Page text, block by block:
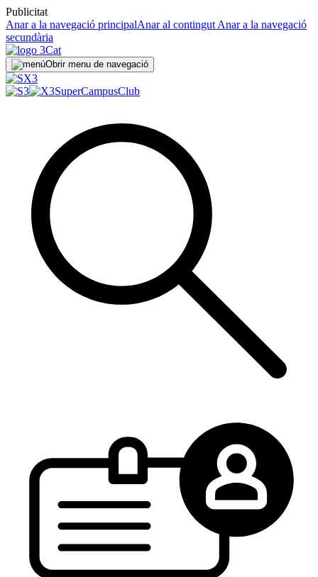
Publicitat
Anar a la navegació principalAnar al contingut Anar a la navegació
secundària
Obrir menu de navegació
SuperCampusClub